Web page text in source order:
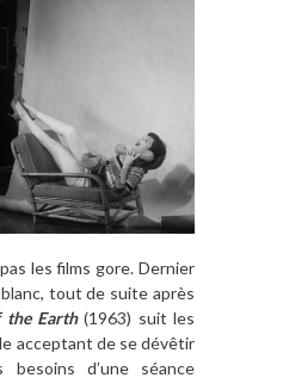
les films gore. Dernier
tout de suite après
the Earth(1963) suit les
acceptant de se dévêtir
besoins d’une séance